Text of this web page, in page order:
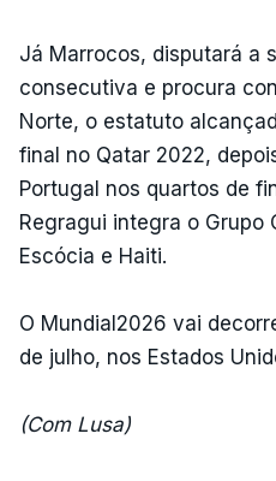
Já Marrocos, disputará a
consecutiva e procura
Norte, o estatuto
final no Qatar 2022,
Portugal nos quartos de
Regragui integra o Grupo
Escócia e Haiti.
O Mundial2026 vai
de julho, nos Estados
(Com Lusa)